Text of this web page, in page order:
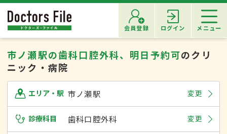
会員登録 ログイン メニュー
市ノ瀬駅の歯科口腔外科、明日予約可のクリ
ニック・病院
エリア・駅 市ノ瀬駅 変更
診療科目 歯科口腔外科 変更